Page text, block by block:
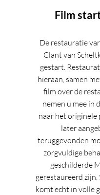
Film
De restauratie
Clant van
gestart.
hieraan, samen
film over de
nemen u mee in
naar het
later
teruggevonden
zorgvuldige
geschilderde
gerestaureerd zijn.
komt echt in volle